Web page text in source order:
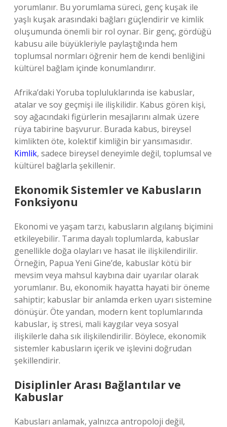
yorumlanır. Bu yorumlama süreci, genç kuşak ile
yaşlı kuşak arasındaki bağları güçlendirir ve kimlik
oluşumunda önemli bir rol oynar. Bir genç, gördüğü
kabusu aile büyükleriyle paylaştığında hem
toplumsal normları öğrenir hem de kendi benliğini
kültürel bağlam içinde konumlandırır.
Afrika’daki Yoruba topluluklarında ise kabuslar,
atalar ve soy geçmişi ile ilişkilidir. Kabus gören kişi,
soy ağacındaki figürlerin mesajlarını almak üzere
rüya tabirine başvurur. Burada kabus, bireysel
kimlikten öte, kolektif kimliğin bir yansımasıdır.
Kimlik, sadece bireysel deneyimle değil, toplumsal ve
kültürel bağlarla şekillenir.
Ekonomik Sistemler ve Kabusların
Fonksiyonu
Ekonomi ve yaşam tarzı, kabusların algılanış biçimini
etkileyebilir. Tarıma dayalı toplumlarda, kabuslar
genellikle doğa olayları ve hasat ile ilişkilendirilir.
Örneğin, Papua Yeni Gine’de, kabuslar kötü bir
mevsim veya mahsul kaybına dair uyarılar olarak
yorumlanır. Bu, ekonomik hayatta hayati bir öneme
sahiptir; kabuslar bir anlamda erken uyarı sistemine
dönüşür. Öte yandan, modern kent toplumlarında
kabuslar, iş stresi, mali kaygılar veya sosyal
ilişkilerle daha sık ilişkilendirilir. Böylece, ekonomik
sistemler kabusların içerik ve işlevini doğrudan
şekillendirir.
Disiplinler Arası Bağlantılar ve
Kabuslar
Kabusları anlamak, yalnızca antropoloji değil,